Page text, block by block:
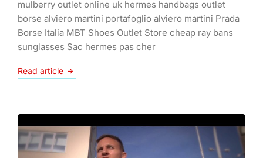
mulberry outlet online uk hermes handbags outlet
borse alviero martini portafoglio alviero martini Prada
Borse Italia MBT Shoes Outlet Store cheap ray bans
sunglasses Sac hermes pas cher
Read article